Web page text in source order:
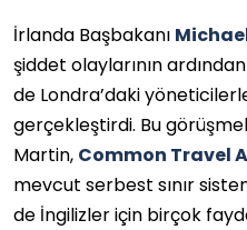
İrlanda Başbakanı
şiddet olaylarının
de Londra’daki
gerçekleştirdi. Bu
Martin, Common Travel
mevcut serbest sınır
de İngilizler için birçok